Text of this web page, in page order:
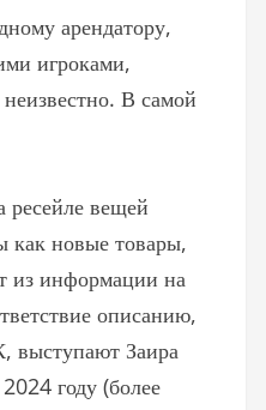
арендатору,
игроками,
В самой
ресейле вещей
как новые товары,
из информации на
описанию,
выступают Заира
году (более